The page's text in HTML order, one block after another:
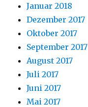
Januar 2018
Dezember 2017
Oktober 2017
September 2017
August 2017
Juli 2017
Juni 2017
Mai 2017